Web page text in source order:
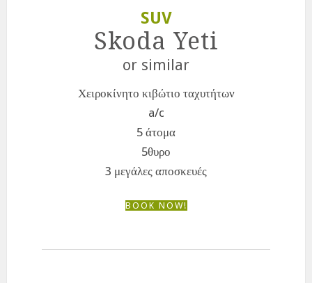
SUV
Skoda Yeti
or similar
Χειροκίνητο κιβώτιο ταχυτήτων
a/c
5 άτομα
5θυρο
3 μεγάλες αποσκευές
BOOK NOW!